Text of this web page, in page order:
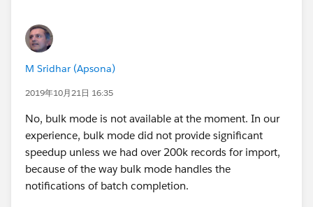
M Sridhar (Apsona)
2019年10月21日 16:35
No, bulk mode is not available at the moment. In our
experience, bulk mode did not provide significant
speedup unless we had over 200k records for import,
because of the way bulk mode handles the
notifications of batch completion.